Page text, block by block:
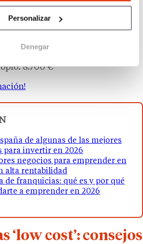
Personalizar
Denegar
año tras año para ahorrar
8.700 €
de algunas de las mejores
para invertir en 2026
negocios para emprender en
alta rentabilidad
de franquicias: qué es y por qué
a emprender en 2026
‘low cost’: consejos